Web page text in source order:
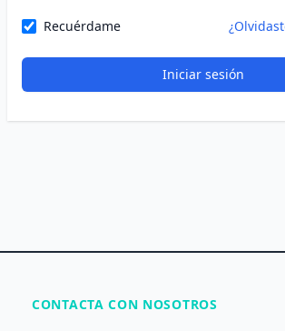
Recuérdame
Iniciar sesión
CONTACTA CON NOSOTROS